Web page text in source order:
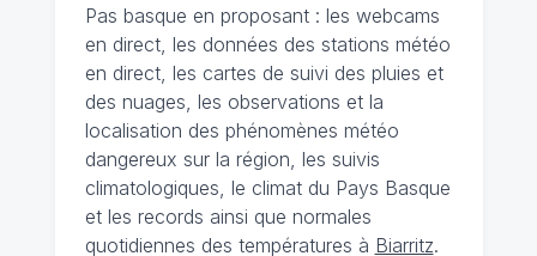
Pas basque en proposant : les webcams
en direct, les données des stations météo
en direct, les cartes de suivi des pluies et
des nuages, les observations et la
localisation des phénomènes météo
dangereux sur la région, les suivis
climatologiques, le climat du Pays Basque
et les records ainsi que normales
quotidiennes des températures à Biarritz.